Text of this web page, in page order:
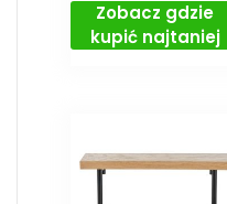
Zobacz gdzie
kupić najtaniej